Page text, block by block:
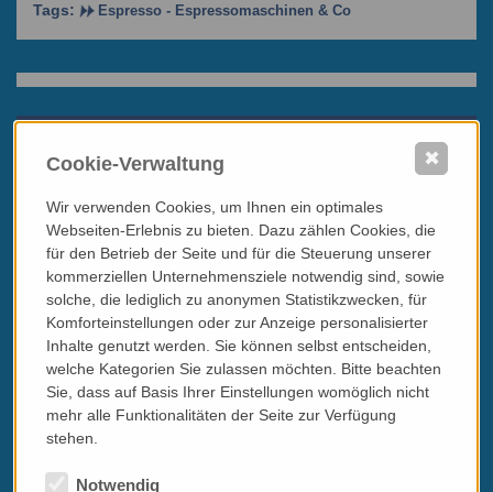
Tags: Espresso - Espressomaschinen & Co
ITALOVIEL = VIEL ITALIEN
In diesem Bereich der Website geht es gemütlich bis
geschwätzig zu. In den Blogbeiträgen stelle ich italienische
Produkte (Feinkost, Wein & mehr) vor, schmökere in
Kochbüchern und Reiseliteratur oder berichte von Fundorten
verkosteter Gaumenfreuden während meiner Reisen durch
Italien.
Ein paar Gastautoren und Verlage unterstützen mich dabei,
was mich ganz besonders freut. Damit wird das
Themenspektrum um Lifestyle, Motoren, Film, Musik u.v.m.
erweitert.
Cookie-Verwaltung
Wir verwenden Cookies, um Ihnen ein optimales
Webseiten-Erlebnis zu bieten. Dazu zählen Cookies, die
für den Betrieb der Seite und für die Steuerung unserer
kommerziellen Unternehmensziele notwendig sind, sowie
solche, die lediglich zu anonymen Statistikzwecken, für
Komforteinstellungen oder zur Anzeige personalisierter
Inhalte genutzt werden. Sie können selbst entscheiden,
welche Kategorien Sie zulassen möchten. Bitte beachten
Sie, dass auf Basis Ihrer Einstellungen womöglich nicht
mehr alle Funktionalitäten der Seite zur Verfügung
stehen.
Notwendig
✖